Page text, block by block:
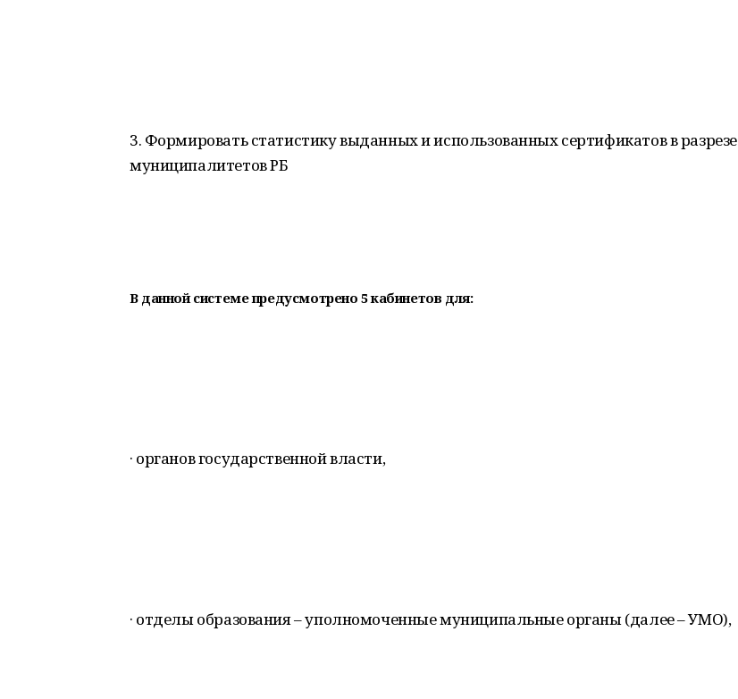
3. Формировать статистику выданных и использованных сертификатов в разрезе
муниципалитетов РБ
В данной системе предусмотрено 5 кабинетов для:
· органов государственной власти,
· отделы образования – уполномоченные муниципальные органы (далее – УМО),